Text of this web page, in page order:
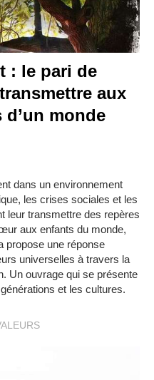
: le pari de
aux
monde
dans un environnement
les crises sociales et les
leur transmettre des repères
aux enfants du monde,
propose une réponse
universelles à travers la
Un ouvrage qui se présente
et les cultures.